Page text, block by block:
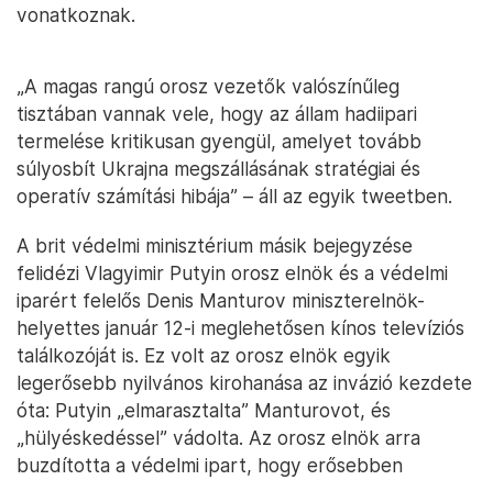
vonatkoznak.
„A magas rangú orosz vezetők valószínűleg
tisztában vannak vele, hogy az állam hadiipari
termelése kritikusan gyengül, amelyet tovább
súlyosbít Ukrajna megszállásának stratégiai és
operatív számítási hibája” – áll az egyik tweetben.
A brit védelmi minisztérium másik bejegyzése
felidézi Vlagyimir Putyin orosz elnök és a védelmi
iparért felelős Denis Manturov miniszterelnök-
helyettes január 12-i meglehetősen kínos televíziós
találkozóját is. Ez volt az orosz elnök egyik
legerősebb nyilvános kirohanása az invázió kezdete
óta: Putyin „elmarasztalta” Manturovot, és
„hülyéskedéssel” vádolta. Az orosz elnök arra
buzdította a védelmi ipart, hogy erősebben